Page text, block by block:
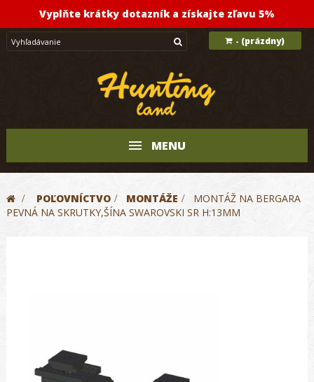
Vyplňte krátky dotazník a získajte zľavu 5%
- (prázdny)
MENU
> POĽOVNÍCTVO > MONTÁŽE >
MONTÁŽ NA BERGARA
PEVNÁ NA SKRUTKY,ŠÍNA SWAROVSKI SR H:13MM